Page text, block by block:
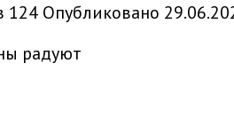
124 Опубликовано